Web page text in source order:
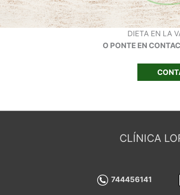
DIETA EN LA
O PONTE EN
CLÍNICA
744456141